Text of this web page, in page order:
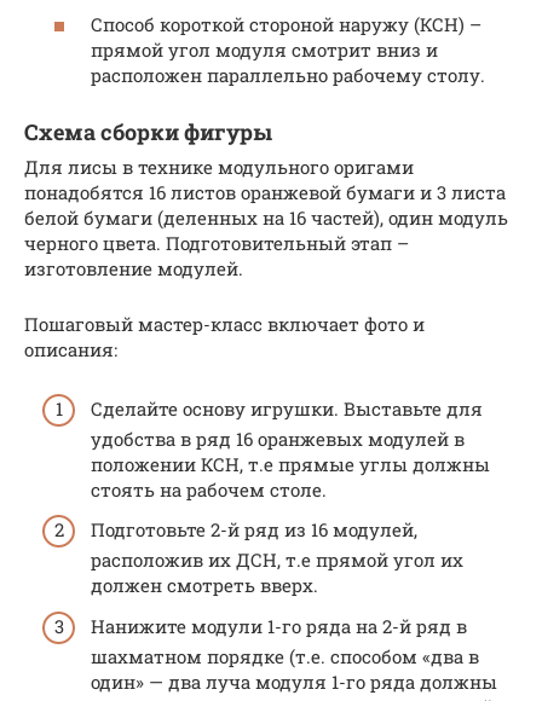
Способ короткой стороной наружу (КСН) –
прямой угол модуля смотрит вниз и
расположен параллельно рабочему столу.
Схема сборки фигуры
Для лисы в технике модульного оригами
понадобятся 16 листов оранжевой бумаги и 3 листа
белой бумаги (деленных на 16 частей), один модуль
черного цвета. Подготовительный этап –
изготовление модулей.
Пошаговый мастер-класс включает фото и
описания:
Сделайте основу игрушки. Выставьте для
удобства в ряд 16 оранжевых модулей в
положении КСН, т.е прямые углы должны
стоять на рабочем столе.
Подготовьте 2-й ряд из 16 модулей,
расположив их ДСН, т.е прямой угол их
должен смотреть вверх.
Нанижите модули 1-го ряда на 2-й ряд в
шахматном порядке (т.е. способом «два в
один» — два луча модуля 1-го ряда должны